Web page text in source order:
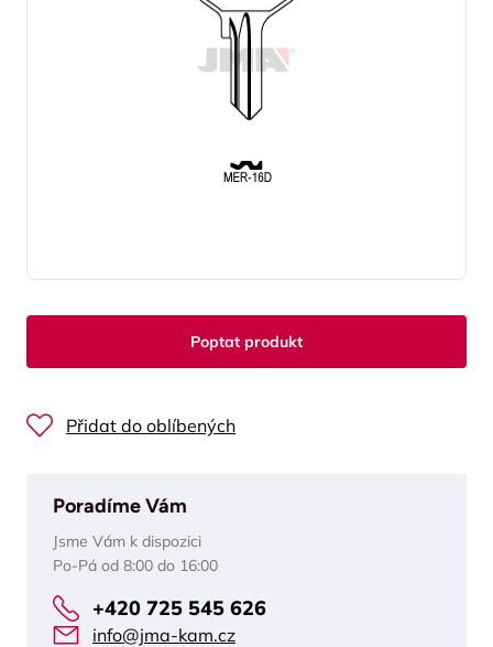
Poptat produkt
Přidat do oblíbených
Poradíme Vám
Jsme Vám k dispozici
Po-Pá od 8:00 do 16:00
+420 725 545 626
info@jma-kam.cz